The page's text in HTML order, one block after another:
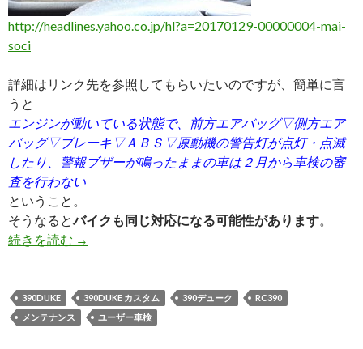
http://headlines.yahoo.co.jp/hl?a=20170129-00000004-mai-
soci
詳細はリンク先を参照してもらいたいのですが、簡単に言
うと
エンジンが動いている状態で、前方エアバッグ▽側方エア
バッグ▽ブレーキ▽ＡＢＳ▽原動機の警告灯が点灯・点滅
したり、警報ブザーが鳴ったままの車は２月から車検の審
査を行わない
ということ。
そうなるとバイクも同じ対応になる可能性があります。
続きを読む ABS警告灯が付いたら車検に通らなくなる!?
→
390DUKE 390DUKE カスタム 390デューク
RC390
メンテナンス
ユーザー車検